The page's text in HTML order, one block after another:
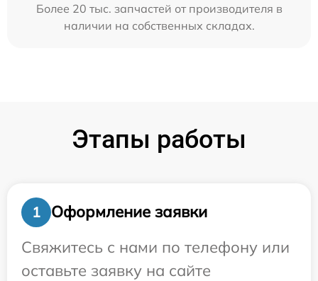
Более 20 тыс. запчастей от производителя в
наличии на собственных складах.
Этапы работы
1
Оформление заявки
Свяжитесь с нами по телефону или
оставьте заявку на сайте